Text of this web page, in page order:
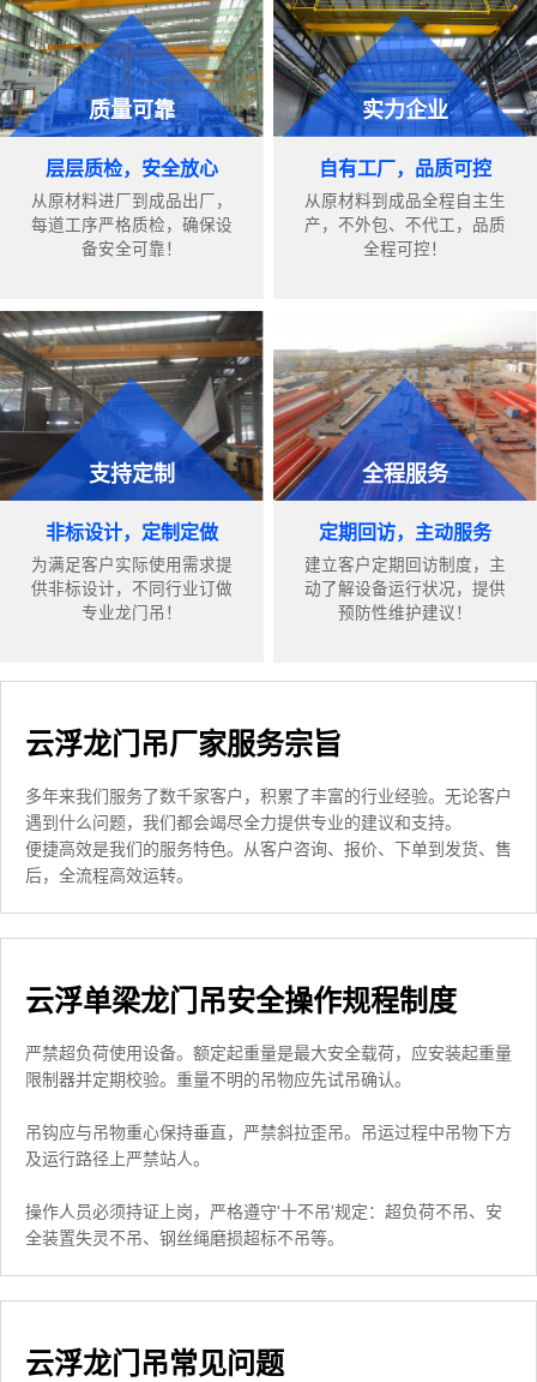
质量可靠
层层质检，安全放心
从原材料进厂到成品出厂，
每道工序严格质检，确保设
备安全可靠！
实力企业
自有工厂，品质可控
从原材料到成品全程自主生
产，不外包、不代工，品质
全程可控！
支持定制
非标设计，定制定做
为满足客户实际使用需求提
供非标设计，不同行业订做
专业龙门吊！
全程服务
定期回访，主动服务
建立客户定期回访制度，主
动了解设备运行状况，提供
预防性维护建议！
云浮龙门吊厂家服务宗旨
多年来我们服务了数千家客户，积累了丰富的行业经验。无论客户
遇到什么问题，我们都会竭尽全力提供专业的建议和支持。
便捷高效是我们的服务特色。从客户咨询、报价、下单到发货、售
后，全流程高效运转。
云浮单梁龙门吊安全操作规程制度
严禁超负荷使用设备。额定起重量是最大安全载荷，应安装起重量
限制器并定期校验。重量不明的吊物应先试吊确认。
吊钩应与吊物重心保持垂直，严禁斜拉歪吊。吊运过程中吊物下方
及运行路径上严禁站人。
操作人员必须持证上岗，严格遵守'十不吊'规定：超负荷不吊、安
全装置失灵不吊、钢丝绳磨损超标不吊等。
云浮龙门吊常见问题